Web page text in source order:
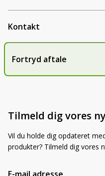
Kontakt
Fortryd aftale
Tilmeld dig vores
Vil du holde dig opdateret
produkter? Tilmeld dig vores